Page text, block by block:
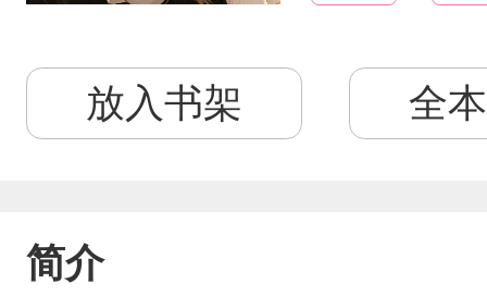
放入书架 全
简介